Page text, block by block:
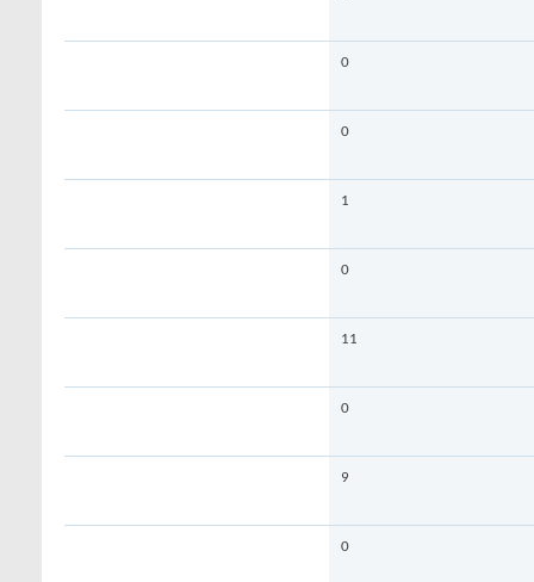
0
0
1
0
11
0
9
0